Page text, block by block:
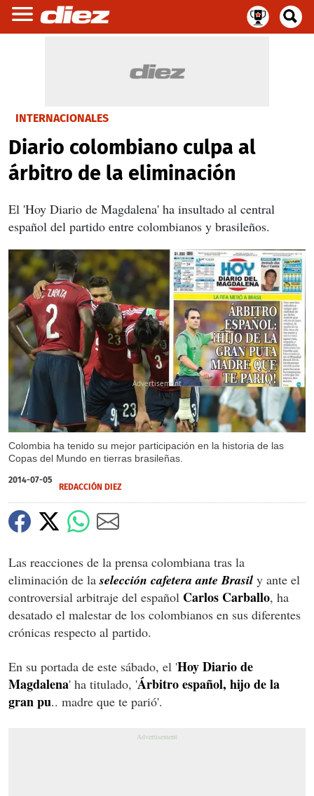
INTERNACIONALES
Diario colombiano culpa al
árbitro de la eliminación
El 'Hoy Diario de Magdalena' ha insultado al central
español del partido entre colombianos y brasileños.
Colombia ha tenido su mejor participación en la historia de las
Copas del Mundo en tierras brasileñas.
X
2014-07-05
REDACCIÓN DIEZ
Las reacciones de la prensa colombiana tras la
eliminación de laselección cafetera ante Brasil y ante el
controversial arbitraje del español Carlos Carballo, ha
desatado el malestar de los colombianos en sus diferentes
crónicas respecto al partido.
En su portada de este sábado, el 'Hoy Diario de
Magdalena' ha titulado, 'Árbitro español, hijo de la
gran pu.. madre que te parió'.